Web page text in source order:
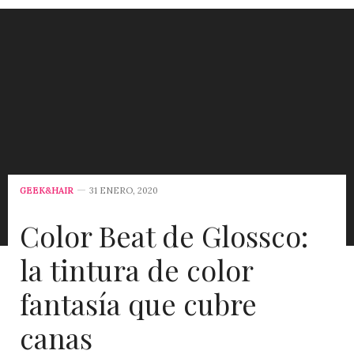
GEEK&HAIR 31 ENERO, 2020
Color Beat de Glossco:
la tintura de color
fantasía que cubre
canas